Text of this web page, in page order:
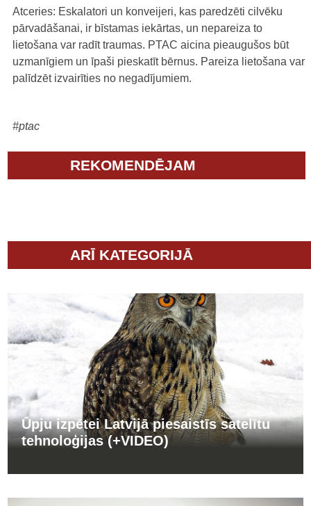
Atceries: Eskalatori un konveijeri, kas paredzēti cilvēku
pārvadāšanai, ir bīstamas iekārtas, un nepareiza to
lietošana var radīt traumas. PTAC aicina pieaugušos būt
uzmanīgiem un īpaši pieskatīt bērnus. Pareiza lietošana var
palīdzēt izvairīties no negadījumiem.
#ptac
REKOMENDĒJAM
ARĪ KATEGORIJĀ
Ūpju izpētei Latvijā piesaistīs satelītu
tehnoloģijas (+VIDEO)